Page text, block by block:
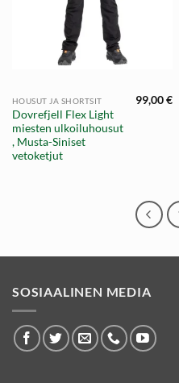
HOUSUT JA SHORTSIT
Dovrefjell Flex Light
miesten ulkoiluhousut
, Musta-Siniset
vetoketjut
99,00€
SOSIAALINEN MEDIA